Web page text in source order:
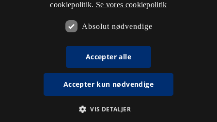
cookiepolitik. Se vores cookiepolitik
Absolut nødvendige
Accepter alle
Accepter kun nødvendige
VIS DETALJER